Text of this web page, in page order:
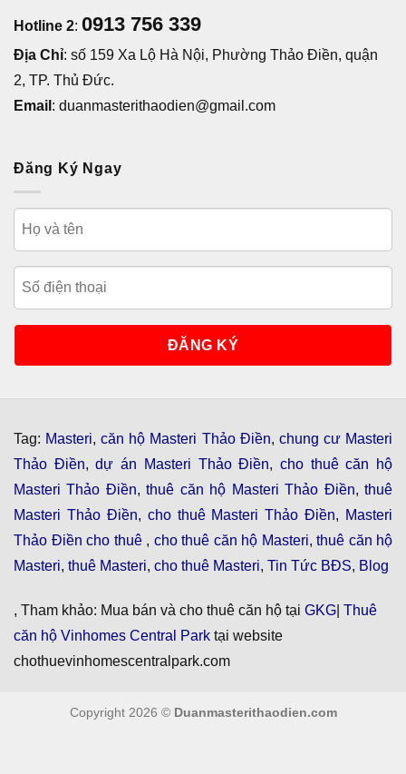
Hotline 2: 0913 756 339
Địa Chỉ: số 159 Xa Lộ Hà Nội, Phường Thảo Điền, quận
2, TP. Thủ Đức.
Email : duanmasterithaodien@gmail.com
Đăng Ký Ngay
Tag: Masteri,căn hộ Masteri Thảo Điền, chung cư Masteri
Thảo Điền,dự án Masteri Thảo Điền, cho thuê căn hộ
Masteri Thảo Điền,thuê căn hộ Masteri Thảo Điền,thuê
Masteri Thảo Điền, cho thuê Masteri Thảo Điền, Masteri
Thảo Điền cho thuê , cho thuê căn hộ Masteri, thuê căn hộ
Masteri, thuê Masteri, cho thuê Masteri, Tin Tức BĐS, Blog
, Tham khảo: Mua bán và cho thuê căn hộ tại GKG Thuê
căn hộ Vinhomes Central Park tại website
chothuevinhomescentralpark.com
Copyright 2026 © Duanmasterithaodien.com